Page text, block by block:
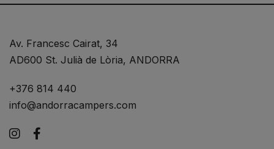
Av. Francesc Cairat, 34
AD600 St. Julià de Lòria, ANDORRA
+376 814 440
info@andorracampers.com
Instagram